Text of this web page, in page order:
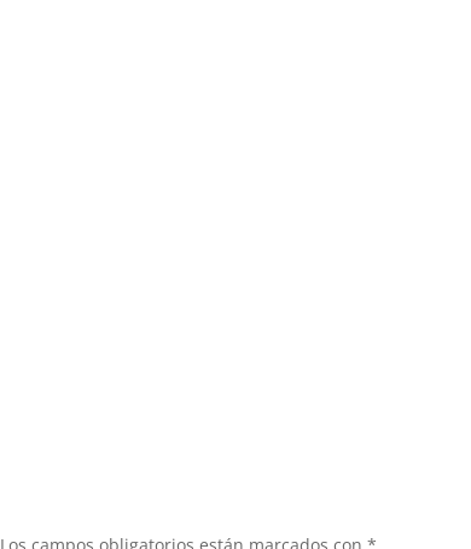
Los campos obligatorios están marcados con*